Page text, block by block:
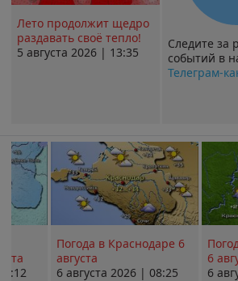
Лето продолжит щедро
раздавать своё тепло!
5 августа 2026 | 13:35
Следите за
событий в
Телеграм-
Погода в Краснодаре 6
августа
6 августа 2026 | 08:25
6
6